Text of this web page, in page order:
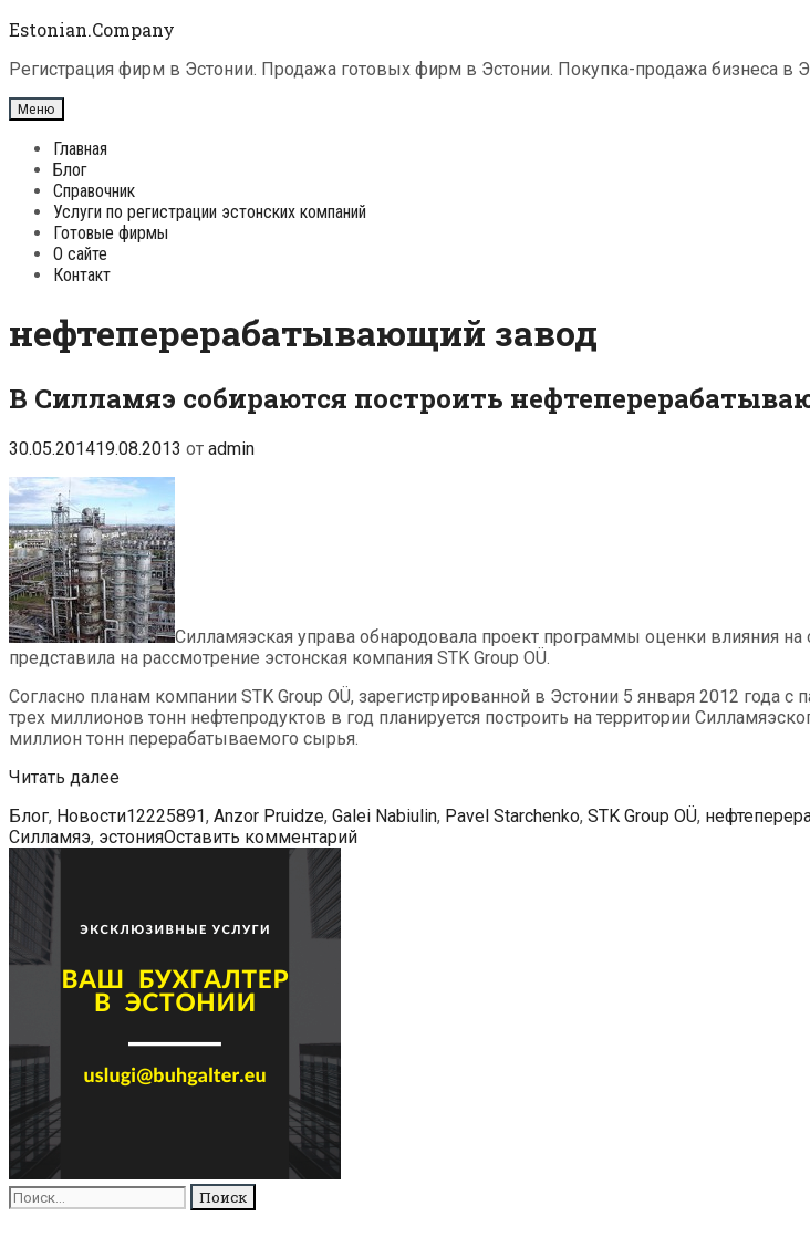
Перейти
содержимому
Estonian.Company
Регистрация фирм в Эстонии. Продажа готовых фирм в Эстонии. Покупка-продажа бизнеса в
Меню
Главная
Блог
Справочник
Услуги по регистрации эстонских компаний
Готовые фирмы
О сайте
Контакт
нефтеперерабатывающий завод
В Силламяэ собираются построить
30.05.201419.08.2013 от admin
Силламяэская управа обнародовала проект программы оценки влияния
представила на рассмотрение эстонская компания STK Group OÜ.
Согласно планам компании STK Group OÜ, зарегистрированной в Эстонии 5 января 2012
трех миллионов тонн нефтепродуктов в год планируется построить на территории
миллион тонн перерабатываемого сырья.
Читать далееВ
собираются
построить
нефтеперерабатывающий
Рубрики
Блог, НовостиМетки
12225891, Anzor Pruidze, Galei Nabiulin, Pavel Starchenko, STK Group OÜ,
Силламяэ, эстонияОставить комментарий
Поиск
для: